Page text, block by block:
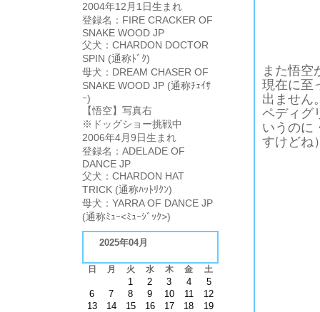
2004年12月1日生まれ
登録名：FIRE CRACKER OF
SNAKE WOOD JP
父犬：CHARDON DOCTOR
SPIN (通称ﾄﾞｸ)
母犬：DREAM CHASER OF
SNAKE WOOD JP (通称ﾁｪｲｻ
ｰ)
【悟空】写真右
※ドッグショー挑戦中
2006年4月9日生まれ
登録名：ADELADE OF
DANCE JP
父犬：CHARDON HAT
TRICK (通称ﾊｯﾄﾘｸﾝ)
母犬：YARRA OF DANCE JP
(通称ﾐｭｰ<ﾐｭｰｼﾞｯｸ>)
2025年04月
日 月 火 水 木 金 土
1 2 3 4
5
6
7 8 9 10 11
12
13
14 15 16 17 18
19
また悟空
現在に至
出ません
ペディグ
いうのに
すけどね